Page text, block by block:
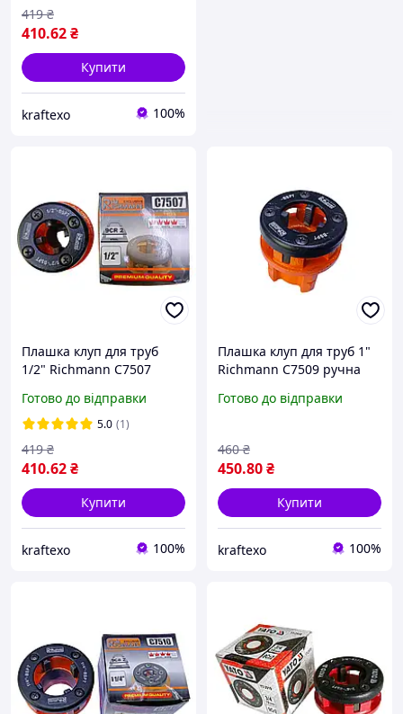
410.62₴
419 ₴
Купити
kraftexo 100%
Плашка клуп для труб
1/2" Richmann C7507
головка
Готово до відправки
5.0 (1)
410.62₴
419 ₴
Купити
kraftexo 100%
Плашка клуп для труб 1"
Richmann C7509 ручна
Готово до відправки
450.80₴
460 ₴
Купити
kraftexo 100%